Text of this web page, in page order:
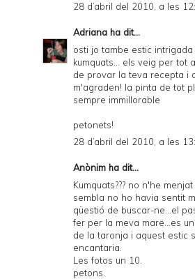
28 d’abril del 2010, a les
Adriana ha dit...
osti jo tambe estic intrigada
kumquats... els veig per tot
de provar la teva recepta i
m'agraden! la pinta de tot
sempre immillorable
petonets!
28 d’abril del 2010, a les
Anònim ha dit...
Kumquats??? no n'he
sembla no ho havia sentit
qüestió de buscar-ne...el
fer per la meva mare...es
de la taronja i aquest estic
encantaria.
Les fotos un 10.
petons.